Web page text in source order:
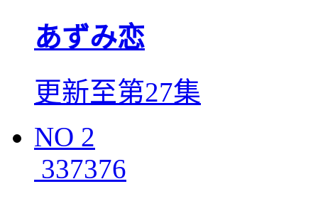
あずみ恋
更新至第27集
NO 2
337376